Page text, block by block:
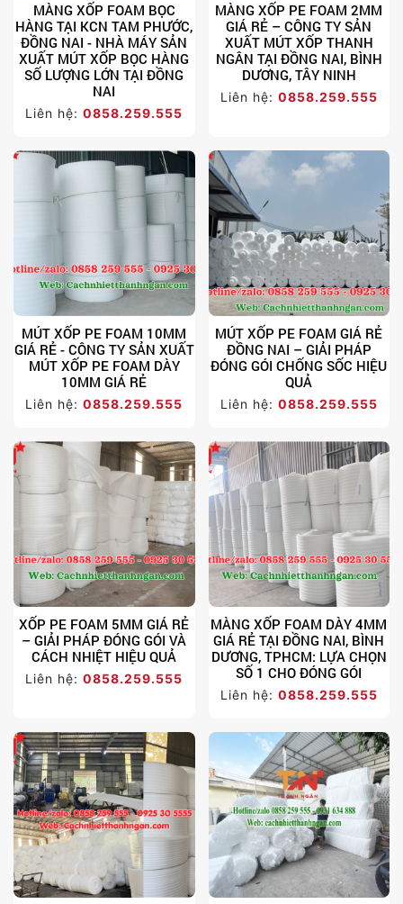
MÀNG XỐP FOAM BỌC
HÀNG TẠI KCN TAM PHƯỚC,
ĐỒNG NAI - NHÀ MÁY SẢN
XUẤT MÚT XỐP BỌC HÀNG
SỐ LƯỢNG LỚN TẠI ĐỒNG
NAI
Liên hệ:0858.259.555
MÀNG XỐP PE FOAM 2MM
GIÁ RẺ – CÔNG TY SẢN
XUẤT MÚT XỐP THANH
NGÂN TẠI ĐỒNG NAI, BÌNH
DƯƠNG, TÂY NINH
Liên hệ: 0858.259.555
MÚT XỐP PE FOAM 10MM
GIÁ RẺ - CÔNG TY SẢN XUẤT
MÚT XỐP PE FOAM DÀY
10MM GIÁ RẺ
Liên hệ:0858.259.555
MÚT XỐP PE FOAM GIÁ RẺ
ĐỒNG NAI – GIẢI PHÁP
ĐÓNG GÓI CHỐNG SỐC HIỆU
QUẢ
Liên hệ: 0858.259.555
XỐP PE FOAM 5MM GIÁ RẺ
– GIẢI PHÁP ĐÓNG GÓI VÀ
CÁCH NHIỆT HIỆU QUẢ
Liên hệ:0858.259.555
MÀNG XỐP FOAM DÀY 4MM
GIÁ RẺ TẠI ĐỒNG NAI, BÌNH
DƯƠNG, TPHCM: LỰA CHỌN
SỐ 1 CHO ĐÓNG GÓI
Liên hệ: 0858.259.555